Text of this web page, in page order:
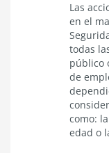
Las
en el
todas
público
de
como:
edad o